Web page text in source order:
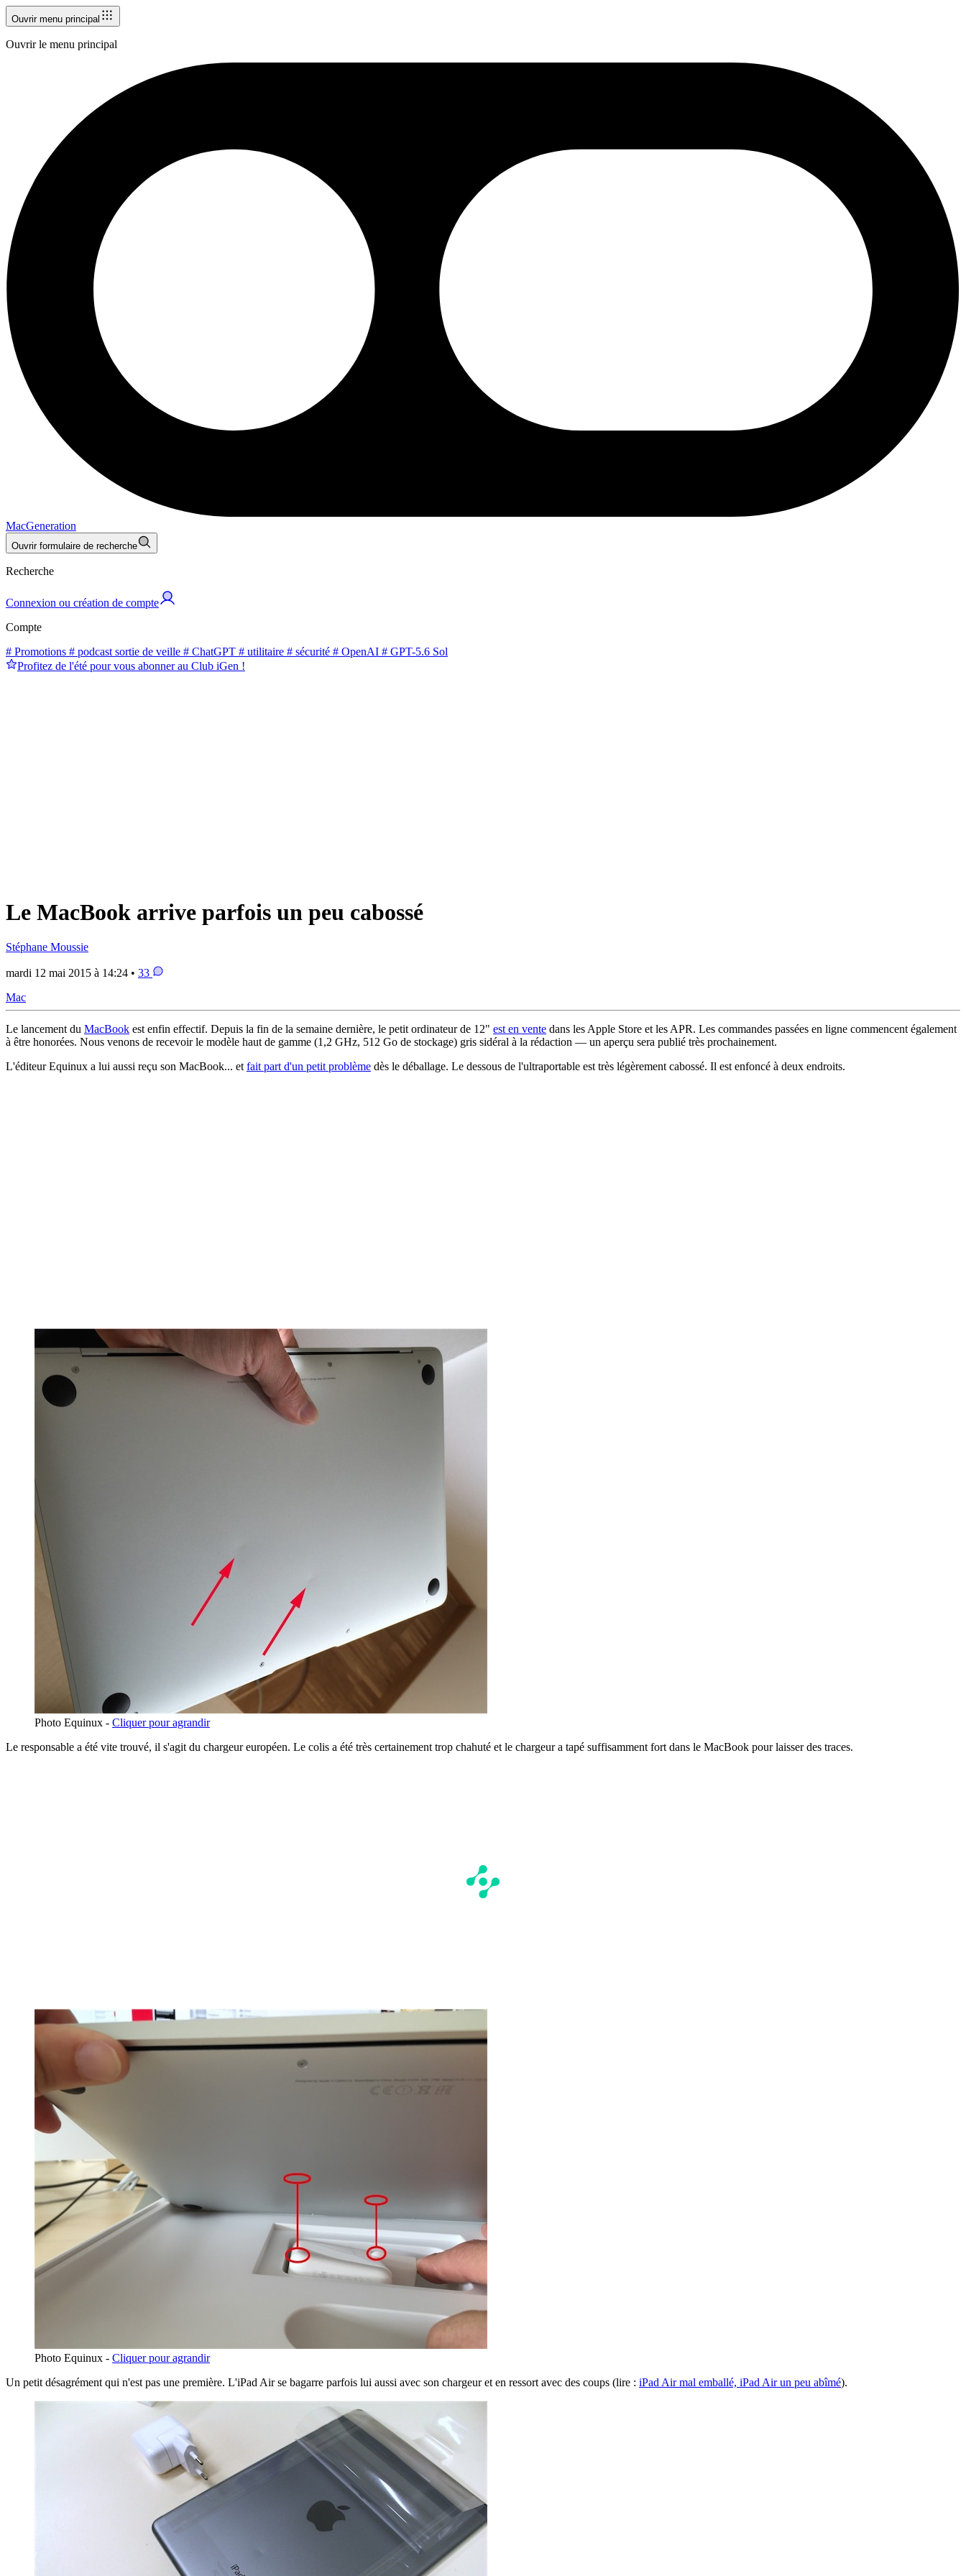
Ouvrir menu principal
Ouvrir le menu principal
MacGeneration
Ouvrir formulaire de recherche
Recherche
Connexion ou création de compte
Compte
# Promotions # podcast sortie de veille # ChatGPT # utilitaire # sécurité # OpenAI # GPT-5.6 Sol
Profitez de l'été pour vous abonner au Club iGen !
Le MacBook arrive parfois un peu cabossé
Stéphane Moussie
mardi 12 mai 2015 à 14:24 • 33
Mac
Le lancement du MacBook est enfin effectif. Depuis la fin de la semaine dernière, le petit ordinateur de 12" est en vente dans les Apple Store et les APR. Les commandes passées en ligne commencent également
à être honorées. Nous venons de recevoir le modèle haut de gamme (1,2 GHz, 512 Go de stockage) gris sidéral à la rédaction — un aperçu sera publié très prochainement.
L'éditeur Equinux a lui aussi reçu son MacBook... et fait part d'un petit problème dès le déballage. Le dessous de l'ultraportable est très légèrement cabossé. Il est enfoncé à deux endroits.
Photo Equinux - Cliquer pour agrandir
Le responsable a été vite trouvé, il s'agit du chargeur européen. Le colis a été très certainement trop chahuté et le chargeur a tapé suffisamment fort dans le MacBook pour laisser des traces.
Photo Equinux - Cliquer pour agrandir
Un petit désagrément qui n'est pas une première. L'iPad Air se bagarre parfois lui aussi avec son chargeur et en ressort avec des coups (lire : iPad Air mal emballé, iPad Air un peu abîmé).